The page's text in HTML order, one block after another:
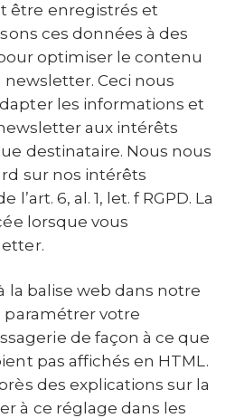
être enregistrés et
ces données à des
optimiser le contenu
Ceci nous
les informations et
aux intérêts
destinataire. Nous nous
sur nos intérêts
6, al. 1, let. f RGPD. La
lorsque vous
la balise web dans notre
paramétrer votre
de façon à ce que
pas affichés en HTML.
des explications sur la
à ce réglage dans les